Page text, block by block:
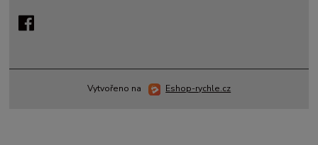
Vytvořeno na Eshop-rychle.cz